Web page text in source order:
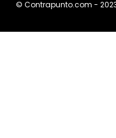
© Contrapunto.com -